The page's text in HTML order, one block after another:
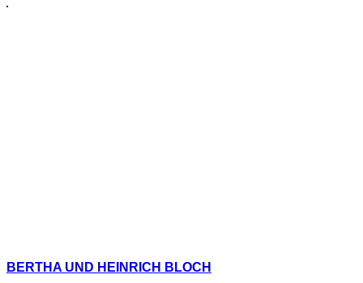
BERTHA UND HEINRICH BLOCH